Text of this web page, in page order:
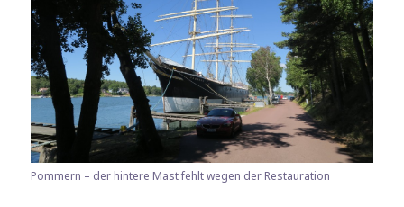
Pommern – der hintere Mast fehlt wegen der Restauration